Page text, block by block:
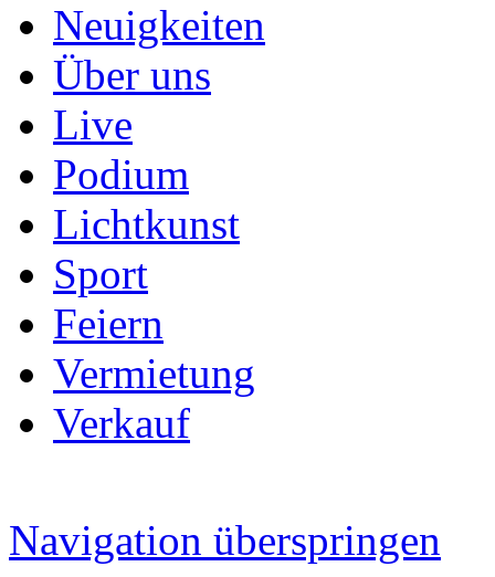
Neuigkeiten
Über uns
Live
Podium
Lichtkunst
Sport
Feiern
Vermietung
Verkauf
Navigation überspringen